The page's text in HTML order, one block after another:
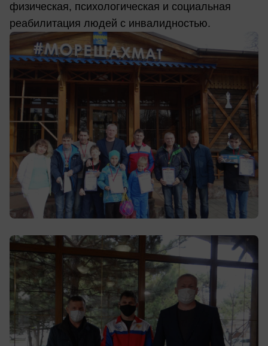
физическая, психологическая и социальная
реабилитация людей с инвалидностью.